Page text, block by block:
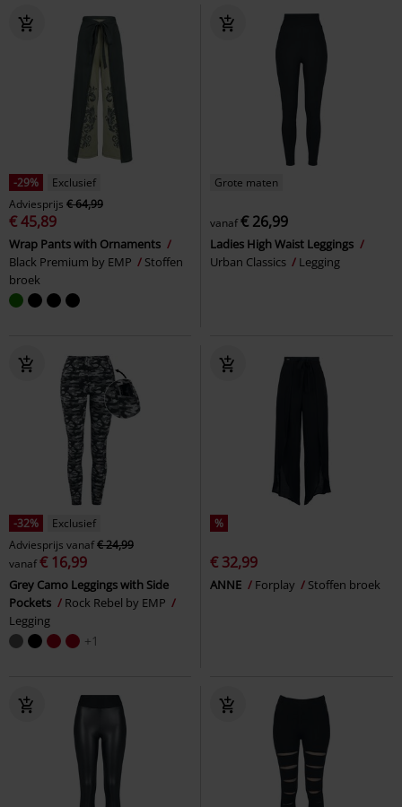
-29%
Exclusief
Adviesprijs € 64,99
€ 45,89
Wrap Pants with Ornaments
Black Premium by EMP
Stoffen
broek
Grote maten
vanaf€ 26,99
Ladies High Waist Leggings
Urban Classics
Legging
-32%
Exclusief
Adviesprijs vanaf€ 24,99
vanaf€ 16,99
Grey Camo Leggings with Side
Pockets
Rock Rebel by EMP
Legging
+1
%
€ 32,99
ANNE Forplay Stoffen broek